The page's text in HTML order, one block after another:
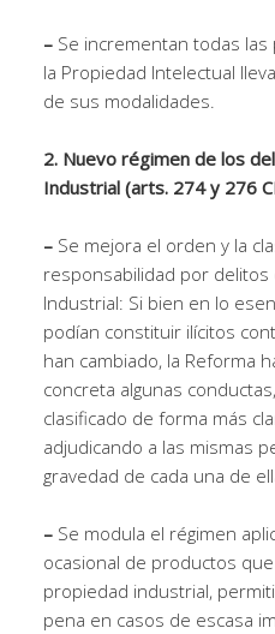
– Se incrementan todas
la Propiedad Intelectual
de sus modalidades.
2. Nuevo régimen de los
Industrial (arts. 274 y 276
– Se mejora el orden y la
responsabilidad por delitos
Industrial: Si bien en lo
podían constituir ilícitos
han cambiado, la Reforma
concreta algunas
clasificado de forma más
adjudicando a las mismas
gravedad de cada una de
– Se modula el régimen
ocasional de productos
propiedad industrial,
pena en casos de escasa